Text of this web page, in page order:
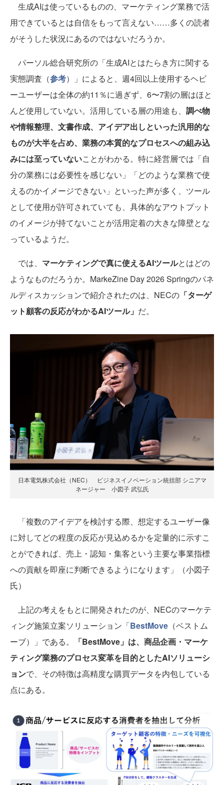
生成AIは使っているものの、マーケティング業務で活
用できているとは自信をもって言えない……多くの読者
がそうした状況にあるのではないだろうか。
パーソル総合研究所の「生成AIとはたらき方に関する
実態調査（参考）」によると、週4回以上使用するヘビ
ーユーザーは全体の約11％に過ぎず、6〜7割の層はほと
んど使用していない。活用している層の用途も、 調べ物
や情報整理、文書作成、アイデア出しといった汎用的な
ものが大半を占め、業務の本質的なプロセスへの組み込
みには至っていないことがわかる。特に経営層では「自
分の業務には必要性を感じない」「どのような業務で使
えるのかイメージできない」といった声が多く、ツール
として使用が許可されていても、具体的なアウトプット
のイメージが持てないことが活用定着の大きな障壁とな
っているようだ。
では、 マーケティングで真に使えるAIツールとはどの
ようなものだろうか。MarkeZine Day 2026 Springのパネ
ルディスカッションで紹介されたのは、NECの 「ターゲ
ット顧客の反応がわかるAIツール」 だ。
日本電気株式会社（NEC） ビジネスイノベーション統括部 シニアマ
ネージャー 小図子 武弘氏
「複数のアイデアを検討する際、想定するユーザー像
に対してどの程度の反応が見込めるかを定量的に示すこ
とができれば、売上・認知・集客という主要な事業指標
への貢献を即座に判断できるようになります」（小図子
氏）
上記の考えをもとに開発されたのが、NECのマーケテ
ィング施策立案ソリューション「BestMove （ベストム
ーブ）」である。
「BestMove」は、商品企画・マーケ
ティング業務のプロセス変革を目的としたAIソリューシ
ョンで、その特徴は高精度な購買データを内包している
点にある。